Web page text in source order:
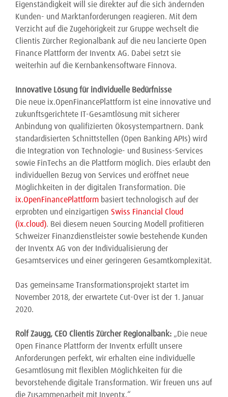
Eigenständigkeit will sie direkter auf die sich ändernden
Kunden- und Marktanforderungen reagieren. Mit dem
Verzicht auf die Zugehörigkeit zur Gruppe wechselt die
Clientis Zürcher Regionalbank auf die neu lancierte Open
Finance Plattform der Inventx AG. Dabei setzt sie
weiterhin auf die Kernbankensoftware Finnova.
Innovative Lösung für individuelle Bedürfnisse
Die neue ix.OpenFinancePlattform ist eine innovative und
zukunftsgerichtete IT-Gesamtlösung mit sicherer
Anbindung von qualifizierten Ökosystempartnern. Dank
standardisierten Schnittstellen (Open Banking APIs) wird
die Integration von Technologie- und Business-Services
sowie FinTechs an die Plattform möglich. Dies erlaubt den
individuellen Bezug von Services und eröffnet neue
Möglichkeiten in der digitalen Transformation. Die
ix.OpenFinancePlattform basiert technologisch auf der
erprobten und einzigartigen Swiss Financial Cloud
(ix.cloud). Bei diesem neuen Sourcing Modell profitieren
Schweizer Finanzdienstleister sowie bestehende Kunden
der Inventx AG von der Individualisierung der
Gesamtservices und einer geringeren Gesamtkomplexität.
Das gemeinsame Transformationsprojekt startet im
November 2018, der erwartete Cut-Over ist der 1. Januar
2020.
Rolf Zaugg, CEO Clientis Zürcher Regionalbank: „Die neue
Open Finance Plattform der Inventx erfüllt unsere
Anforderungen perfekt, wir erhalten eine individuelle
Gesamtlösung mit flexiblen Möglichkeiten für die
bevorstehende digitale Transformation. Wir freuen uns auf
die Zusammenarbeit mit Inventx.“